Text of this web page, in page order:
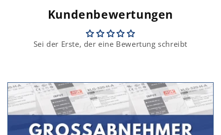
Kundenbewertungen
Sei der Erste, der eine Bewertung schreibt